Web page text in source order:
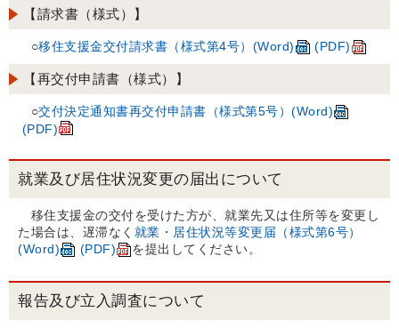
【請求書（様式）】
○移住支援金交付請求書（様式第4号）(Word) (PDF)
【再交付申請書（様式）】
○交付決定通知書再交付申請書（様式第5号）(Word)
(PDF)
就業及び居住状況変更の届出について
移住支援金の交付を受けた方が、就業先又は住所等を変更し
た場合は、遅滞なく 就業・居住状況等変更届（様式第6号）
(Word)
(PDF) を提出してください。
報告及び立入調査について